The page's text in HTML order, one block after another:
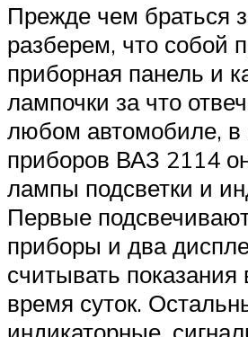
Прежде чем браться
разберем, что собой
приборная панель и
лампочки за что
любом автомобиле, в
приборов ВАЗ 2114
лампы подсветки и
Первые
приборы и два
считывать показания
время суток.